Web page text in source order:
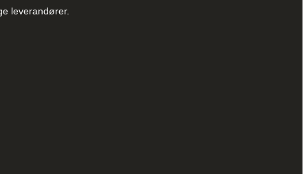
leverandører.